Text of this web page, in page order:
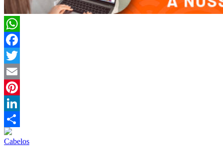
WhatsApp
Facebook
Twitter
Email
Pinterest
LinkedIn
Compartilhar
Cabelos